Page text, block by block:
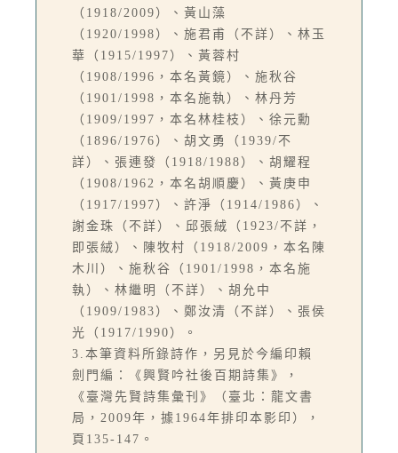
（1918/2009）、黃山藻
（1920/1998）、施君甫（不詳）、林玉
華（1915/1997）、黃蓉村
（1908/1996，本名黃鏡）、施秋谷
（1901/1998，本名施執）、林丹芳
（1909/1997，本名林桂枝）、徐元勳
（1896/1976）、胡文勇（1939/不
詳）、張連發（1918/1988）、胡耀程
（1908/1962，本名胡順慶）、黃庚申
（1917/1997）、許淨（1914/1986）、
謝金珠（不詳）、邱張絨（1923/不詳，
即張絨）、陳牧村（1918/2009，本名陳
木川）、施秋谷（1901/1998，本名施
執）、林繼明（不詳）、胡允中
（1909/1983）、鄭汝清（不詳）、張侯
光（1917/1990）。
3.本筆資料所錄詩作，另見於今編印賴
劍門編：《興賢吟社後百期詩集》，
《臺灣先賢詩集彙刊》（臺北：龍文書
局，2009年，據1964年排印本影印），
頁135-147。